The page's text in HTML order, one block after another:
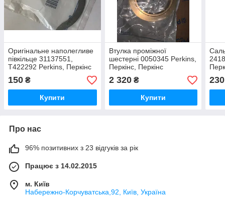
Оригінальне наполегливе
півкільце 31137551,
T422292 Perkins, Перкінс
150 ₴
Купити
Втулка проміжної
шестерні 0050345 Perkins,
Перкінс, Перкінс
2 320₴
Купити
230
Про нас
96% позитивних з 23 відгуків за рік
Працює з 14.02.2015
м. Київ
Набережно-Корчуватська,92, Київ, Україна